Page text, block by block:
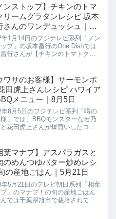
教えてくれたので詳しく紹介しま
>>バゲット記事一覧はこ...
ンストップ】チキンのトマ
リームグラタンレシピ 坂本
さんのワンデュッシュ｜1
日
年1月14日のフジテレビ系列「ノン
プ」の坂本昌行のOne Dishでは
行さんが【チキンのトマトクリ
とチキンのあったかグラタン。チ
に塗った味噌がア...
ワサのお客様】サーモンポ
田虎上さんレシピ ハワイア
メニュー｜8月5日
年8月5日のフジテレビ系列「噂の
」では、BBQモンスターな若乃
花田虎上さんが爆買いしたコス
ポキ】を振る舞っていたので作り
しく紹介します...
葉マナブ】アスパラガスと
のめんつゆバター炒めレシ
の産地ごはん｜5月21日
年5月21日のテレビ朝日系列「相葉
」のマナブ！の旬の産地ごはん
では千葉県旭市で栽培されてい